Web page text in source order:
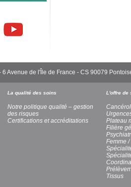
Avenue de l'Île de France - CS 90079
La qualité des soins
Notre politique qualité – gestion
des risques
Certifications et accréditations
L'offre de
Plateau
Filière
Femme /
Tissus